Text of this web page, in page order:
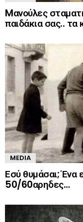
Mανούλες
παιδάκια σας..
MEDIA
Εσύ θυμάσαι; Ένα
50/60αρηδες…